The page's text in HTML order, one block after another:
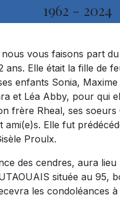
1962 - 2024
vous faisons part
ans. Elle était la fille de
enfants Sonia,
et Léa Abby, pour qui
frère Rheal, ses
ami(e)s. Elle fut
Proulx.
des cendres, aura
située au 95,
les condoléances